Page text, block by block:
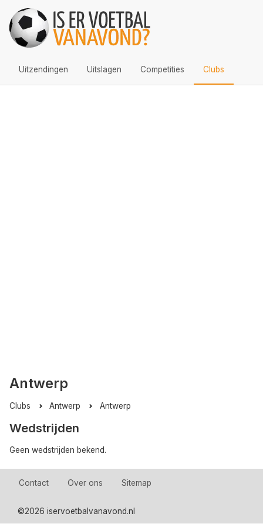
Uitzendingen Uitslagen Competities Clubs
Antwerp
Clubs Antwerp Antwerp
Wedstrijden
Geen wedstrijden bekend.
Contact Over ons Sitemap
©2026 iservoetbalvanavond.nl